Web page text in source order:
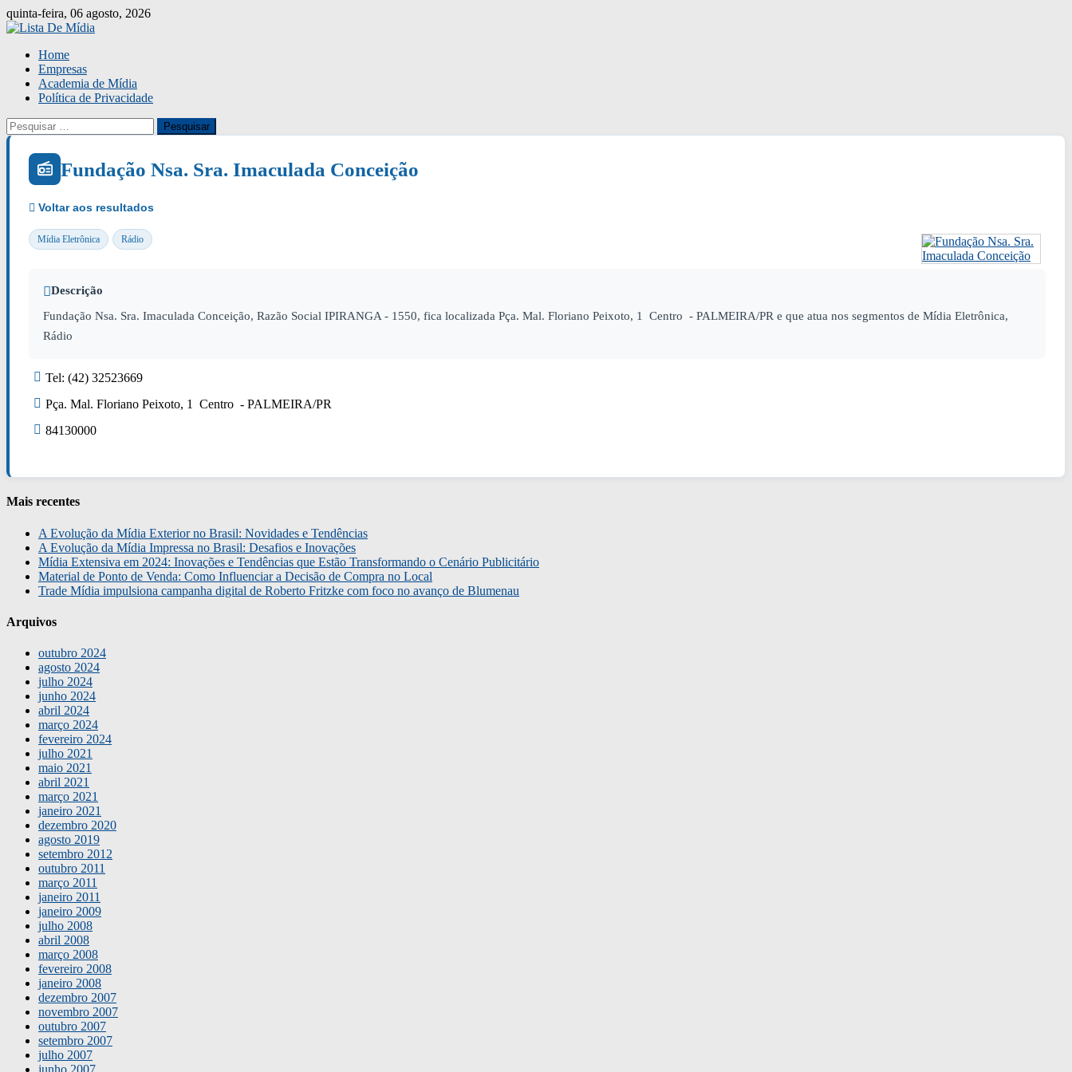
Skip
to
quinta-feira, 06 agosto, 2026
Home
Empresas
Academia de Mídia
Política de Privacidade
Pesquisar
por:
Fundação Nsa. Sra. Imaculada Conceição
Mídia Eletrônica Rádio
Descrição
Fundação Nsa. Sra. Imaculada Conceição, Razão Social IPIRANGA - 1550, fica localizada Pça. Mal. Floriano Peixoto, 1 Centro - PALMEIRA/PR e que atua nos segmentos de Mídia Eletrônica,
Rádio
Tel: (42) 32523669
Pça. Mal. Floriano Peixoto, 1 Centro - PALMEIRA/PR
84130000
Mais recentes
A Evolução da Mídia Exterior no Brasil: Novidades e Tendências
A Evolução da Mídia Impressa no Brasil: Desafios e Inovações
Mídia Extensiva em 2024: Inovações e Tendências que Estão Transformando o Cenário Publicitário
Material de Ponto de Venda: Como Influenciar a Decisão de Compra no Local
Trade Mídia impulsiona campanha digital de Roberto Fritzke com foco no avanço de Blumenau
Arquivos
outubro 2024
agosto 2024
julho 2024
junho 2024
abril 2024
março 2024
fevereiro 2024
julho 2021
maio 2021
abril 2021
março 2021
janeiro 2021
dezembro 2020
agosto 2019
setembro 2012
outubro 2011
março 2011
janeiro 2011
janeiro 2009
julho 2008
abril 2008
março 2008
fevereiro 2008
janeiro 2008
dezembro 2007
novembro 2007
outubro 2007
setembro 2007
julho 2007
junho 2007